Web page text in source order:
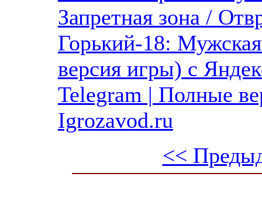
Запретная зона /
Горький-18:
версия игры) с
Telegram | Полные
Igrozavod.ru
<<